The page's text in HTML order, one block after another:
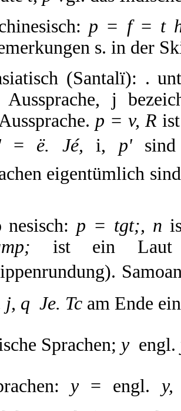
p = f = t
s. in der
(Santalï): .
Aussprache, j
p = v, R
= ë. Jé, i, p'sind
eigentümlich
p = tgt;, n
ist ein Laut
j, q  Je. Tc am Ende
Sprachen; y  engl.
y= engl. y,